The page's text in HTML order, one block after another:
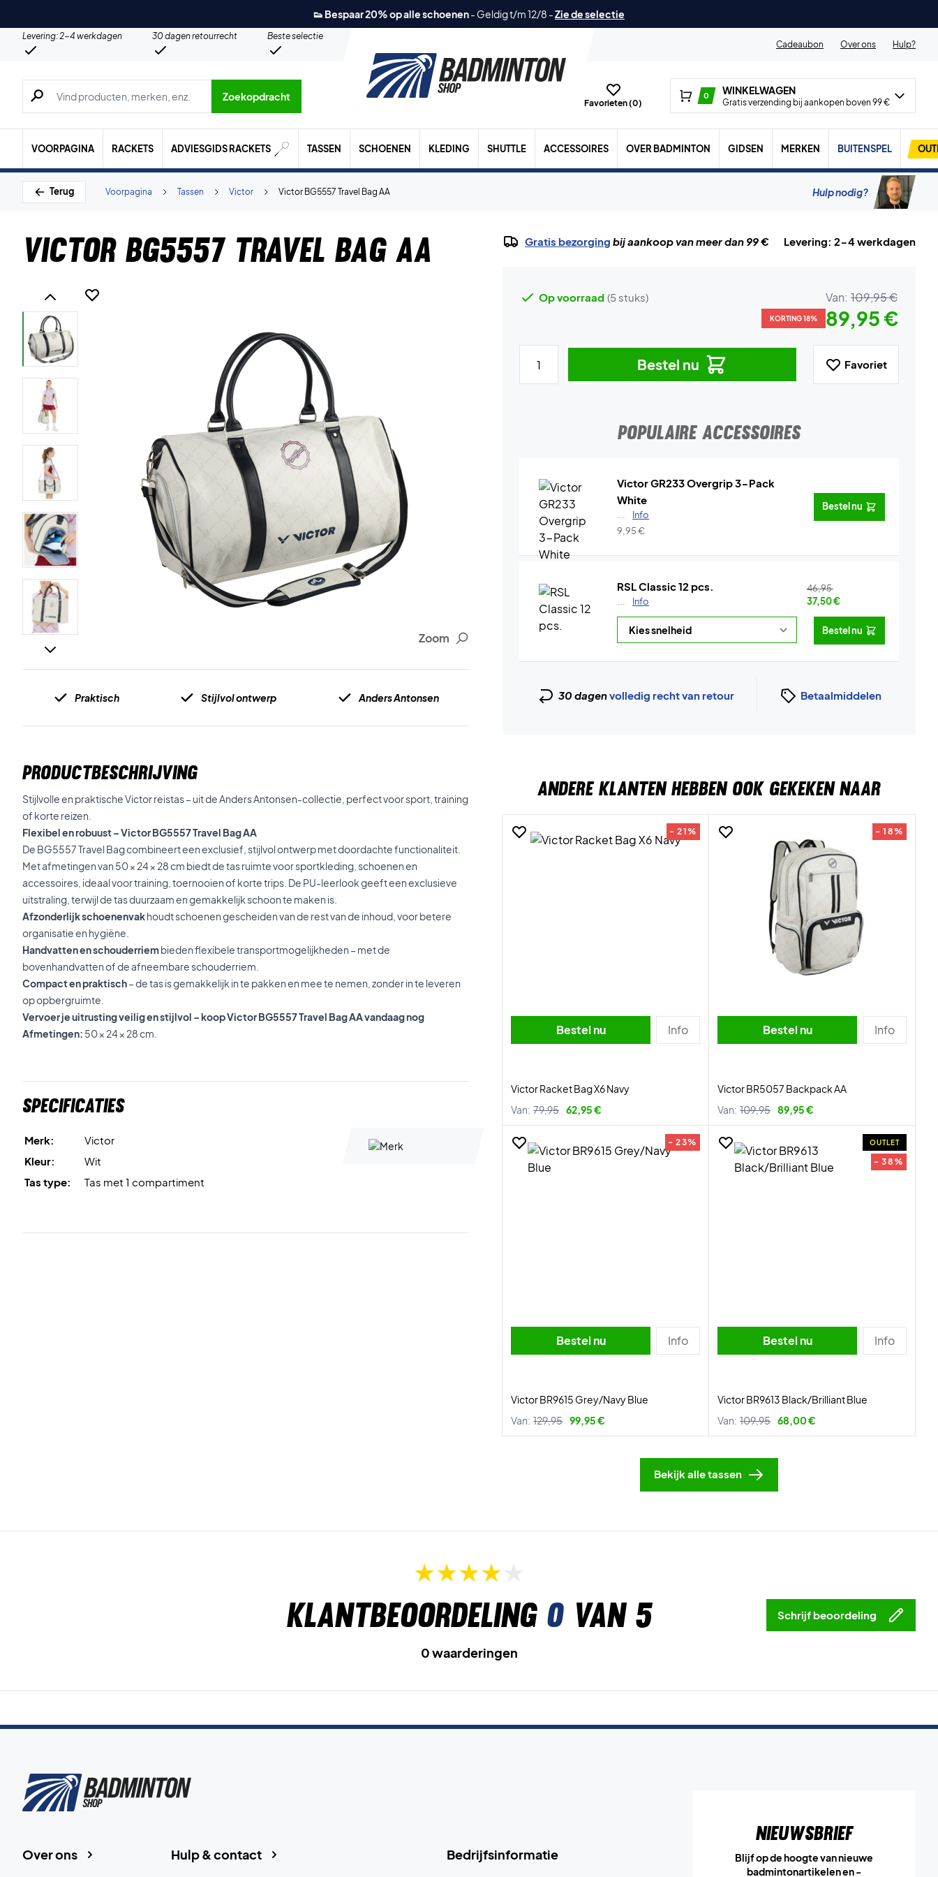
👟 Bespaar 20% op alle schoenen- Geldig t/m 12/8 -Zie de selectie
Levering: 2-4 werkdagen 30 dagen retourrecht
Beste selectie
Cadeaubon
Over ons Hulp?
Zoeken naar producten, merken etc.
Zoekopdracht
Favorieten (0)
0 WINKELWAGEN
Gratis verzending bij aankopen boven 99 €
VOORPAGINA RACKETS ADVIESGIDS RACKETS TASSEN SCHOENEN KLEDING SHUTTLE ACCESSOIRES OVER BADMINTON GIDSEN MERKEN BUITENSPEL
Terug Victor BG5557 Travel Bag AA
Victor
Tassen
Voorpagina Hulp nodig?
Victor BG5557 Travel Bag AA
Zoom
Praktisch Stijlvol ontwerp Anders Antonsen
PRODUCTBESCHRIJVING
Stijlvolle en praktische Victor reistas – uit de Anders Antonsen-collectie, perfect voor sport, training
of korte reizen.
Flexibel en robuust – Victor BG5557 Travel Bag AA
De BG5557 Travel Bag combineert een exclusief, stijlvol ontwerp met doordachte functionaliteit.
Met afmetingen van 50 × 24 × 28 cm biedt de tas ruimte voor sportkleding, schoenen en
accessoires, ideaal voor training, toernooien of korte trips. De PU-leerlook geeft een exclusieve
uitstraling, terwijl de tas duurzaam en gemakkelijk schoon te maken is.
Afzonderlijk schoenenvakhoudt schoenen gescheiden van de rest van de inhoud, voor betere
organisatie en hygiëne.
Handvatten en schouderriembieden flexibele transportmogelijkheden – met de
bovenhandvatten of de afneembare schouderriem.
Compact en praktisch– de tas is gemakkelijk in te pakken en mee te nemen, zonder in te leveren
op opbergruimte.
Vervoer je uitrusting veilig en stijlvol – koop Victor BG5557 Travel Bag AA vandaag nog
Afmetingen: 50 × 24 × 28 cm.
Specificaties
Merk:
Victor
Kleur:
Wit
Tas type:
Tas met 1 compartiment
Gratis bezorging bij aankoop van meer dan 99 € Levering: 2-4 werkdagen
Op voorraad (5 stuks) Van: 109,95 €
KORTING 18% 89,95 €
Bestel nu Favoriet
POPULAIRE ACCESSOIRES
Victor GR233 Overgrip 3-Pack
White
Info
9,95€
Bestel nu
RSL Classic 12 pcs.
Info
46,95
37,50€
Bestel nu
30 dagenvolledig recht van retour Betaalmiddelen
ANDERE KLANTEN HEBBEN OOK GEKEKEN NAAR
- 21%
Bestel nu Info
Victor Racket Bag X6 Navy
Van: 79,95 62,95 €
- 18%
Bestel nu Info
Victor BR5057 Backpack AA
Van: 109,95 89,95 €
- 23%
Bestel nu Info
Victor BR9615 Grey/Navy Blue
Van: 129,95 99,95 €
OUTLET
- 38%
Bestel nu Info
Victor BR9613 Black/Brilliant Blue
Van: 109,95 68,00 €
Bekijk alle tassen
Klantbeoordeling 0van 5 Schrijf beoordeling
0 waarderingen
Bedrijfsinformatie
Hulp & contact
Over ons
Nieuwsbrief
Blijf op de hoogte van nieuwe
badmintonartikelen en -